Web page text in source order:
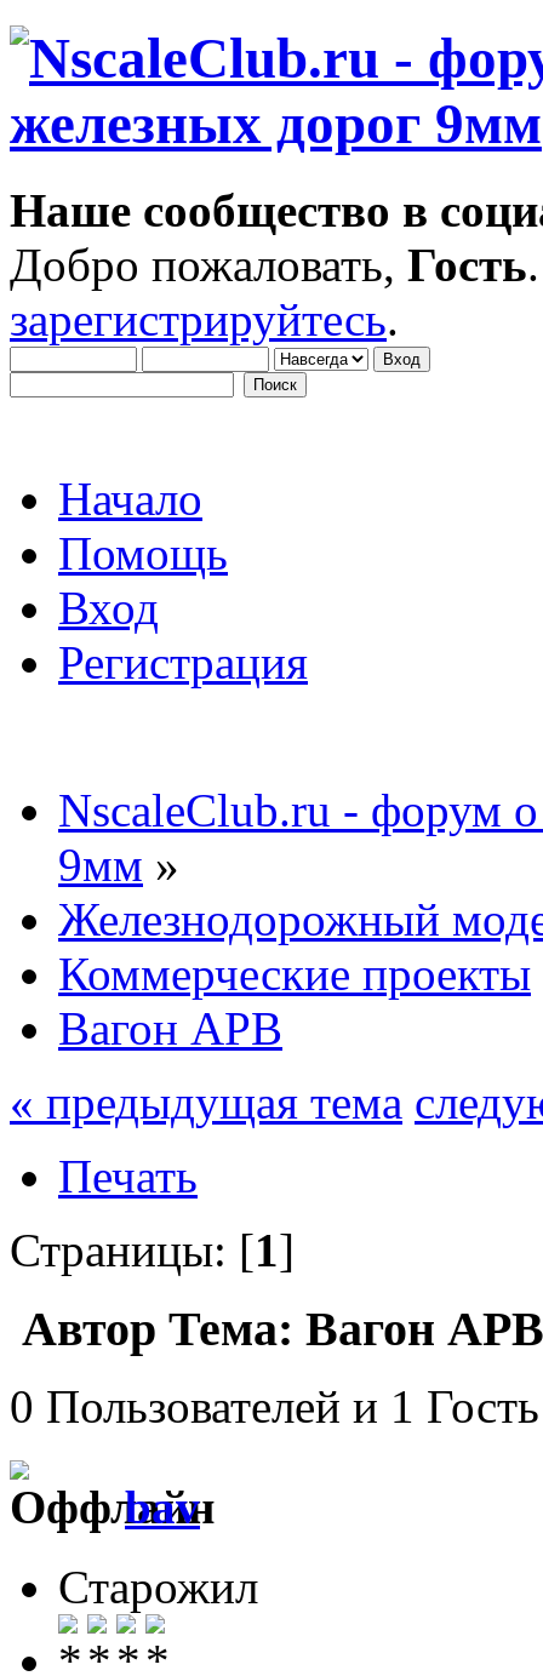
Наше сообщество в
Добро пожаловать, Гость
зарегистрируйтесь.
Начало
Помощь
Вход
Регистрация
NscaleClub.ru - форум
9мм »
Железнодорожный
Коммерческие проекты
Вагон АРВ
« предыдущая тема
Печать
Страницы: [1]
Автор Тема: Вагон
0 Пользователей и 1
bav
Старожил